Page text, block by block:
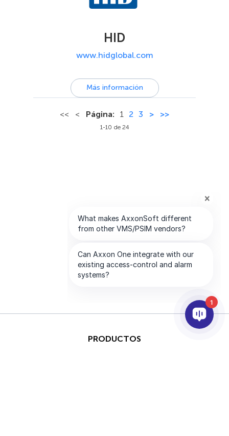
HID
www.hidglobal.com
Más información
<< < Página: 1 2 3 > >>
1-10 de 24
PRODUCTOS
1